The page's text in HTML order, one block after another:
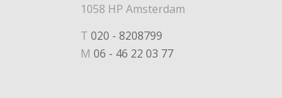
1058 HP Amsterdam
T020 - 8208799
M06 - 46 22 03 77